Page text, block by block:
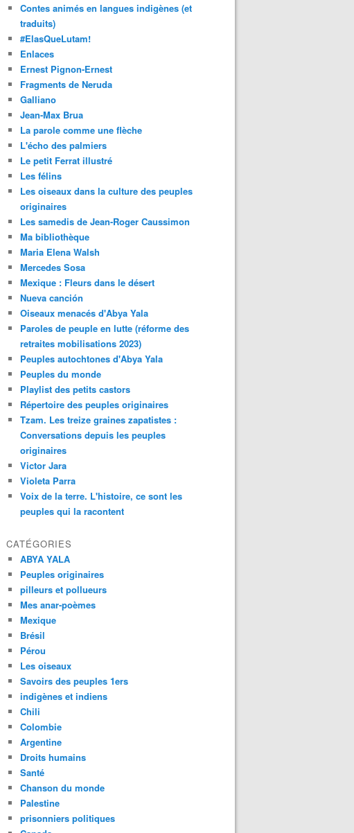
Contes animés en langues indigènes (et
traduits)
#ElasQueLutam!
Enlaces
Ernest Pignon-Ernest
Fragments de Neruda
Galliano
Jean-Max Brua
La parole comme une flèche
L'écho des palmiers
Le petit Ferrat illustré
Les félins
Les oiseaux dans la culture des peuples
originaires
Les samedis de Jean-Roger Caussimon
Ma bibliothèque
Maria Elena Walsh
Mercedes Sosa
Mexique : Fleurs dans le désert
Nueva canción
Oiseaux menacés d'Abya Yala
Paroles de peuple en lutte (réforme des
retraites mobilisations 2023)
Peuples autochtones d'Abya Yala
Peuples du monde
Playlist des petits castors
Répertoire des peuples originaires
Tzam. Les treize graines zapatistes :
Conversations depuis les peuples
originaires
Victor Jara
Violeta Parra
Voix de la terre. L'histoire, ce sont les
peuples qui la racontent
CATÉGORIES
ABYA YALA
Peuples originaires
pilleurs et pollueurs
Mes anar-poèmes
Mexique
Brésil
Pérou
Les oiseaux
Savoirs des peuples 1ers
indigènes et indiens
Chili
Colombie
Argentine
Droits humains
Santé
Chanson du monde
Palestine
prisonniers politiques